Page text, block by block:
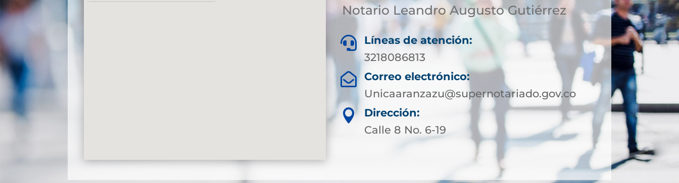
Notario Leandro Augusto Gutiérrez

Líneas de atención:
3218086813

Correo electrónico:
Unicaaranzazu@supernotariado.gov.co

Dirección:
Calle 8 No. 6-19